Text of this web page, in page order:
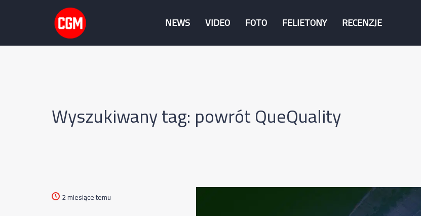
NEWS VIDEO FOTO FELIETONY RECENZJE
Wyszukiwany tag: powrót QueQuality
2 miesiące temu